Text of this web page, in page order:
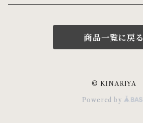
earcuff イヤーカフ
bracelet ブレスレット・バングル
商品一覧に戻る
© KINARIYA
Powered by